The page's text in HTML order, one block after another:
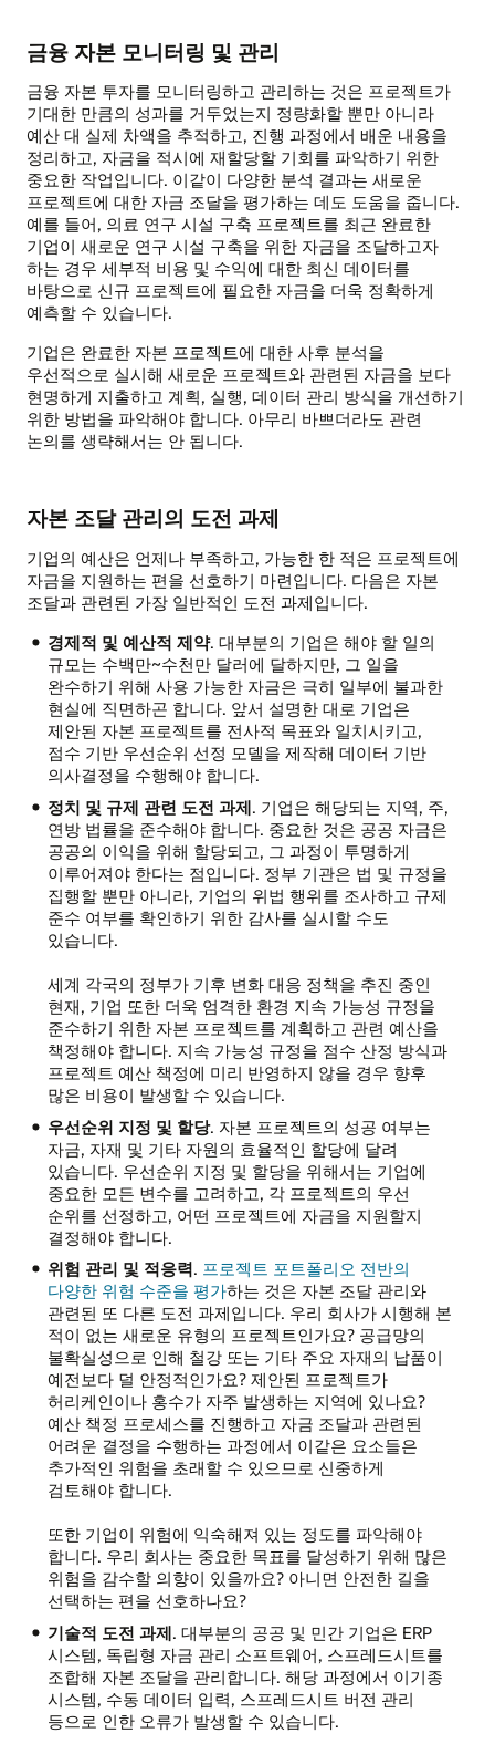
금융 자본 모니터링 및 관리
금융 자본 투자를 모니터링하고 관리하는 것은 프로젝트가
기대한 만큼의 성과를 거두었는지 정량화할 뿐만 아니라
예산 대 실제 차액을 추적하고, 진행 과정에서 배운 내용을
정리하고, 자금을 적시에 재할당할 기회를 파악하기 위한
중요한 작업입니다. 이같이 다양한 분석 결과는 새로운
프로젝트에 대한 자금 조달을 평가하는 데도 도움을 줍니다.
예를 들어, 의료 연구 시설 구축 프로젝트를 최근 완료한
기업이 새로운 연구 시설 구축을 위한 자금을 조달하고자
하는 경우 세부적 비용 및 수익에 대한 최신 데이터를
바탕으로 신규 프로젝트에 필요한 자금을 더욱 정확하게
예측할 수 있습니다.
기업은 완료한 자본 프로젝트에 대한 사후 분석을
우선적으로 실시해 새로운 프로젝트와 관련된 자금을 보다
현명하게 지출하고 계획, 실행, 데이터 관리 방식을 개선하기
위한 방법을 파악해야 합니다. 아무리 바쁘더라도 관련
논의를 생략해서는 안 됩니다.
자본 조달 관리의 도전 과제
기업의 예산은 언제나 부족하고, 가능한 한 적은 프로젝트에
자금을 지원하는 편을 선호하기 마련입니다. 다음은 자본
조달과 관련된 가장 일반적인 도전 과제입니다.
경제적 및 예산적 제약. 대부분의 기업은 해야 할 일의
규모는 수백만~수천만 달러에 달하지만, 그 일을
완수하기 위해 사용 가능한 자금은 극히 일부에 불과한
현실에 직면하곤 합니다. 앞서 설명한 대로 기업은
제안된 자본 프로젝트를 전사적 목표와 일치시키고,
점수 기반 우선순위 선정 모델을 제작해 데이터 기반
의사결정을 수행해야 합니다.
정치 및 규제 관련 도전 과제. 기업은 해당되는 지역, 주,
연방 법률을 준수해야 합니다. 중요한 것은 공공 자금은
공공의 이익을 위해 할당되고, 그 과정이 투명하게
이루어져야 한다는 점입니다. 정부 기관은 법 및 규정을
집행할 뿐만 아니라, 기업의 위법 행위를 조사하고 규제
준수 여부를 확인하기 위한 감사를 실시할 수도
있습니다.
세계 각국의 정부가 기후 변화 대응 정책을 추진 중인
현재, 기업 또한 더욱 엄격한 환경 지속 가능성 규정을
준수하기 위한 자본 프로젝트를 계획하고 관련 예산을
책정해야 합니다. 지속 가능성 규정을 점수 산정 방식과
프로젝트 예산 책정에 미리 반영하지 않을 경우 향후
많은 비용이 발생할 수 있습니다.
우선순위 지정 및 할당. 자본 프로젝트의 성공 여부는
자금, 자재 및 기타 자원의 효율적인 할당에 달려
있습니다. 우선순위 지정 및 할당을 위해서는 기업에
중요한 모든 변수를 고려하고, 각 프로젝트의 우선
순위를 선정하고, 어떤 프로젝트에 자금을 지원할지
결정해야 합니다.
위험 관리 및 적응력. 프로젝트 포트폴리오 전반의
다양한 위험 수준을 평가하는 것은 자본 조달 관리와
관련된 또 다른 도전 과제입니다. 우리 회사가 시행해 본
적이 없는 새로운 유형의 프로젝트인가요? 공급망의
불확실성으로 인해 철강 또는 기타 주요 자재의 납품이
예전보다 덜 안정적인가요? 제안된 프로젝트가
허리케인이나 홍수가 자주 발생하는 지역에 있나요?
예산 책정 프로세스를 진행하고 자금 조달과 관련된
어려운 결정을 수행하는 과정에서 이같은 요소들은
추가적인 위험을 초래할 수 있으므로 신중하게
검토해야 합니다.
또한 기업이 위험에 익숙해져 있는 정도를 파악해야
합니다. 우리 회사는 중요한 목표를 달성하기 위해 많은
위험을 감수할 의향이 있을까요? 아니면 안전한 길을
선택하는 편을 선호하나요?
기술적 도전 과제. 대부분의 공공 및 민간 기업은 ERP
시스템, 독립형 자금 관리 소프트웨어, 스프레드시트를
조합해 자본 조달을 관리합니다. 해당 과정에서 이기종
시스템, 수동 데이터 입력, 스프레드시트 버전 관리
등으로 인한 오류가 발생할 수 있습니다.